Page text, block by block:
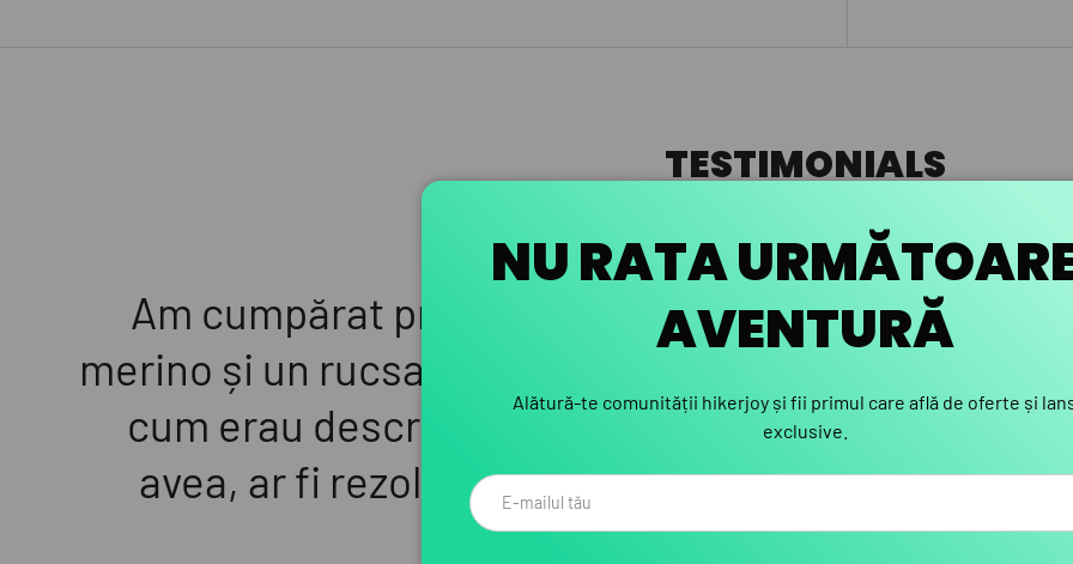
TESTIMONIALS
Am cumpărat primul hamac acum doi ani, apoi
merino și un rucsac Osprey. De fiecare dată,
cum erau descrise. Nu am avut niciodată o
avea, ar fi rezolvată imediat. Rar găsești un
întorci cu încredere.
NU RATA
AVENTURĂ
Alătură-te comunității hikerjoy și fii primul care află de oferte și
exclusive.
Email